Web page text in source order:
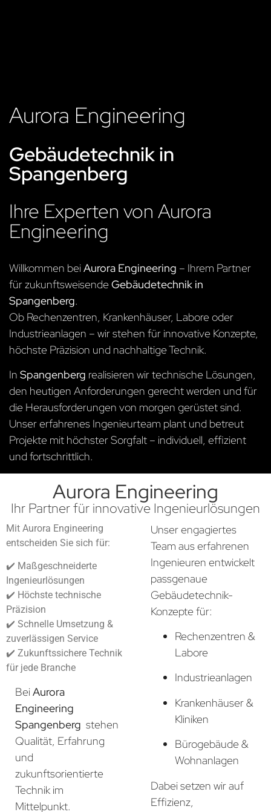
Aurora Engineering
Gebäudetechnik in
Spangenberg
Ihre Experten von Aurora
Engineering
Willkommen beiAurora Engineering – Ihrem Partner
für zukunftsweisendeGebäudetechnik in
Spangenberg.
Ob Rechenzentren, Krankenhäuser, Labore oder
Industrieanlagen – wir stehen für innovative Konzepte,
höchste Präzision und nachhaltige Technik.
In Spangenberg realisieren wir technische Lösungen,
den heutigen Anforderungen gerecht werden und für
die Herausforderungen von morgen gerüstet sind.
Unser erfahrenes Ingenieurteam plant und betreut
Projekte mit höchster Sorgfalt – individuell, effizient
und fortschrittlich.
Aurora Engineering
Ihr Partner für innovative Ingenieurlösungen
Mit Aurora Engineering
entscheiden Sie sich für:
✔️ Maßgeschneiderte
Ingenieurlösungen
✔️ Höchste technische
Präzision
✔️ Schnelle Umsetzung &
zuverlässigen Service
✔️ Zukunftssichere Technik
für jede Branche
BeiAurora
Engineering
Spangenberg stehen
Qualität, Erfahrung
und
zukunftsorientierte
Technik im
Mittelpunkt.
Unser engagiertes
Team aus erfahrenen
Ingenieuren entwickelt
passgenaue
Gebäudetechnik-
Konzepte für:
Rechenzentren &
Labore
Industrieanlagen
Krankenhäuser &
Kliniken
Bürogebäude &
Wohnanlagen
Dabei setzen wir auf
Effizienz,